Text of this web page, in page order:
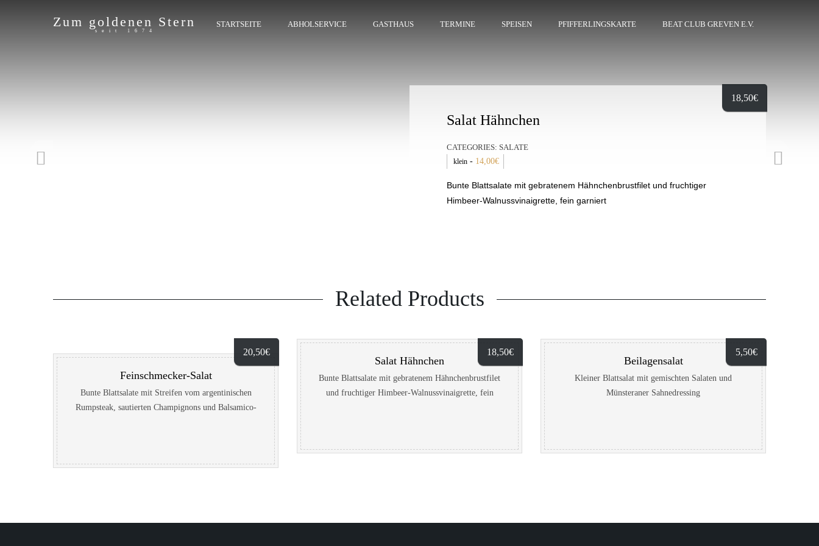
Zum goldenen Stern
seit 1674
STARTSEITE ABHOLSERVICE GASTHAUS TERMINE SPEISEN PFIFFERLINGSKARTE BEAT CLUB GREVEN E.V.
Salat Hähnchen
CATEGORIES: SALATE
klein- 14,00€
Bunte Blattsalate mit gebratenem Hähnchenbrustfilet und fruchtiger
Himbeer-Walnussvinaigrette, fein garniert
18,50€
Related Products
20,50€
Feinschmecker-Salat
Bunte Blattsalate mit Streifen vom argentinischen
Rumpsteak, sautierten Champignons und Balsamico-
18,50€
Salat Hähnchen
Bunte Blattsalate mit gebratenem Hähnchenbrustfilet
und fruchtiger Himbeer-Walnussvinaigrette, fein
5,50€
Beilagensalat
Kleiner Blattsalat mit gemischten Salaten und
Münsteraner Sahnedressing